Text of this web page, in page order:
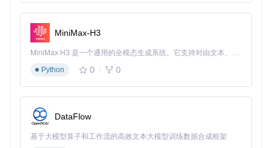
💡 专家提示：避免使用单一修饰键+字母的组合（如"ctrl+
s"），这些通常已被系统或常见应用占用。建议使用至少两个
修饰键+字母的组合，如"ctrl+shift+s"。
3个实用技巧打造专业级快捷键系统
技巧1：设计符合用户直觉的快捷键体系
良好的快捷键设计应遵循以下原则：
使用与功能相关的字母（如"S"对应"Save"）
MiniMax-H3
MiniMax H3 是一个通用的全模态生成系统。它支持对由文本、图像、视频和音频组成的多模态上下文进行统一理解，并能生成分辨率高达 2K、时长可达 15 秒的带原生立体声音频的视频。得益于面向任务泛化的系统设计，H3 在预训练阶段就已具备广泛的多模态上下文理解与生成能力，能够出色地执行复杂的多模态指令。
Python
0 0
DataFlow
基于大模型算子和工作流的高效文本大模型训练数据合成框架